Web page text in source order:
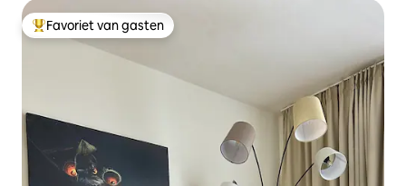
Topfavoriet van gasten
Favoriet van gasten